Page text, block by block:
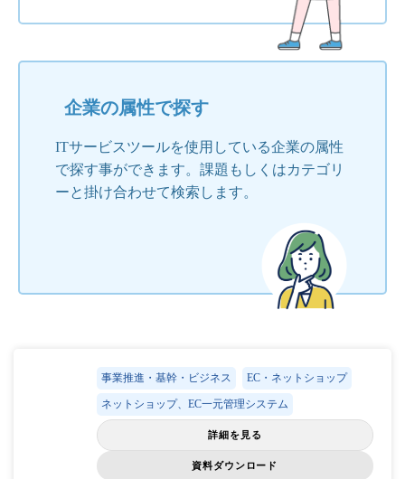
企業の属性で探す
ITサービスツールを使用している企業の属性
で探す事ができます。課題もしくはカテゴリ
ーと掛け合わせて検索します。
事業推進・基幹・ビジネス EC・ネットショップ
ネットショップ、EC一元管理システム
詳細を見る
資料ダウンロード